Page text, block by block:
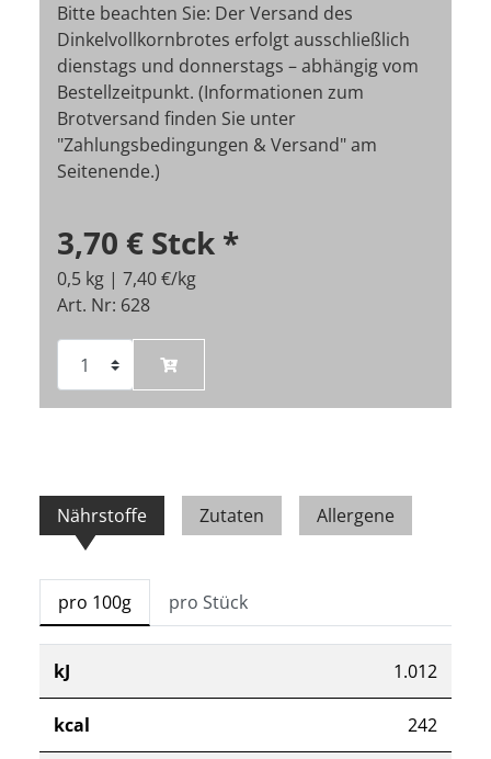
Bitte beachten Sie: Der Versand des
Dinkelvollkornbrotes erfolgt ausschließlich
dienstags und donnerstags – abhängig vom
Bestellzeitpunkt. (Informationen zum
Brotversand finden Sie unter
"Zahlungsbedingungen & Versand" am
Seitenende.)
3,70 € Stck *
0,5 kg | 7,40 €/kg
Art. Nr: 628
Nährstoffe Zutaten Allergene
pro 100g pro Stück
kJ 1.012
kcal 242